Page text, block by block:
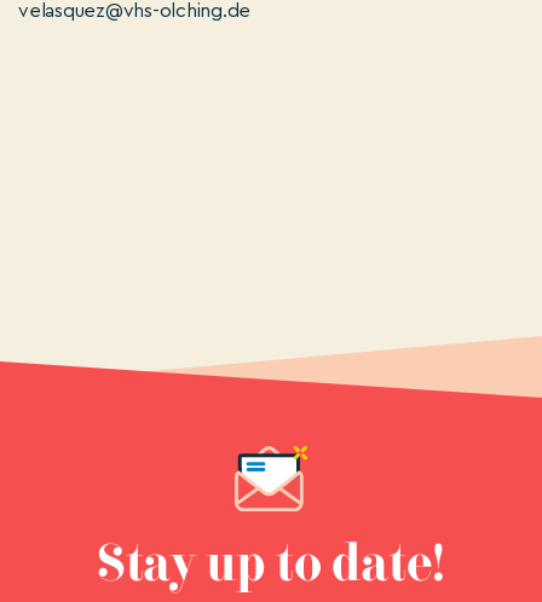
velasquez@vhs-olching.de
Stay up to date!